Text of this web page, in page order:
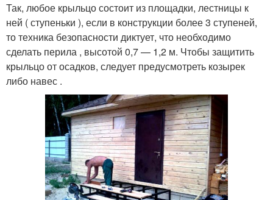
Так, любое крыльцо состоит из площадки, лестницы к
ней ( ступеньки ), если в конструкции более 3 ступеней,
то техника безопасности диктует, что необходимо
сделать перила , высотой 0,7 — 1,2 м. Чтобы защитить
крыльцо от осадков, следует предусмотреть козырек
либо навес .